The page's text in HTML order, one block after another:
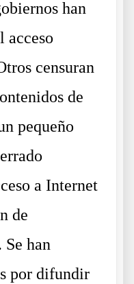
han
acceso
censuran
de
pequeño
a Internet
de
han
por difundir